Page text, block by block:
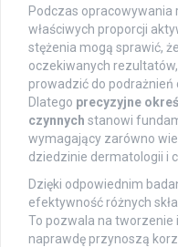
Podczas
właściwych proporcji
stężenia mogą sprawić,
oczekiwanych
prowadzić do podrażnień
Dlatego precyzyjne
czynnych stanowi
wymagający zarówno
dziedzinie dermatologii i
Dzięki odpowiednim
efektywność różnych
To pozwala na tworzenie
naprawdę przynoszą